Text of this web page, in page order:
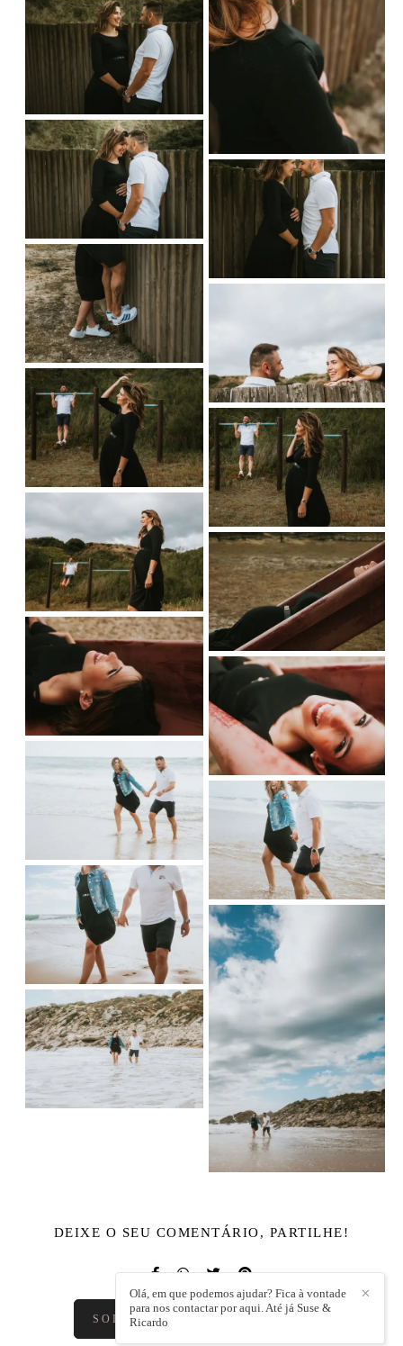
DEIXE O SEU COMENTÁRIO, PARTILHE!
SOLICITE O SEU ORÇAMENTO
✕
Olá, em que podemos ajudar? Fica à vontade
para nos contactar por aqui. Até já Suse &
Ricardo